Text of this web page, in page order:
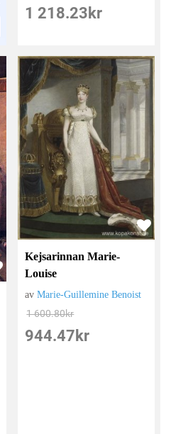
1 218.23 kr
Kejsarinnan Marie-
Louise
avMarie-Guillemine Benoist
1 600.80kr
944.47 kr